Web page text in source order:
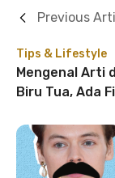
Tips & Lifestyle
Mengenal Arti
Biru Tua, Ada
Previous